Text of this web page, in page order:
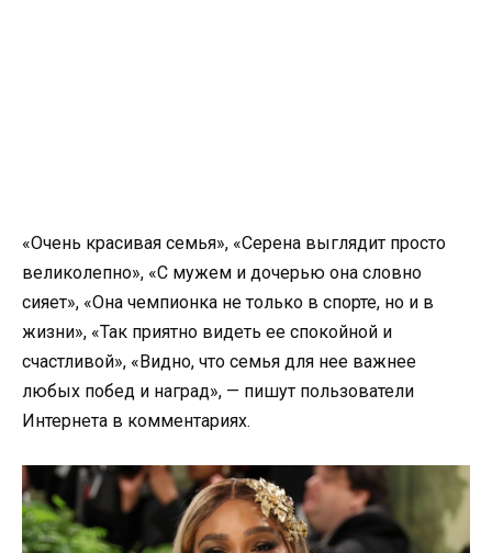
«Очень красивая семья», «Серена выглядит просто
великолепно», «С мужем и дочерью она словно
сияет», «Она чемпионка не только в спорте, но и в
жизни», «Так приятно видеть ее спокойной и
счастливой», «Видно, что семья для нее важнее
любых побед и наград», — пишут пользователи
Интернета в комментариях.